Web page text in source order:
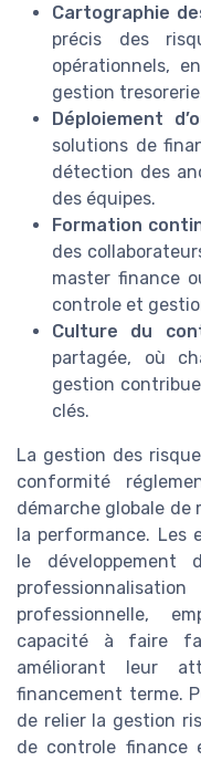
Cartographie
précis des
opérationnels,
gestion
Déploiement
solutions de
détection des
des équipes.
Formation
des
master finance
controle et
Culture du
partagée, où
gestion
clés.
La gestion des
conformité
démarche globale de
la performance. Les
le développement
professionnelle,
capacité à faire
améliorant leur
financement terme.
de relier la gestion
de controle finance